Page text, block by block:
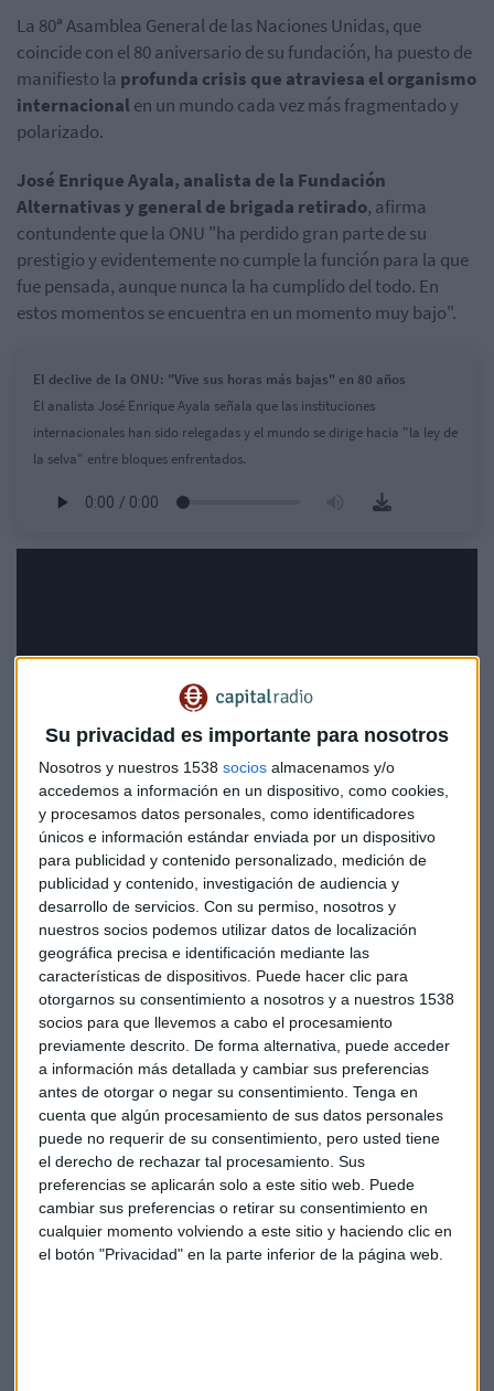
Su privacidad es importante para nosotros
Nosotros y nuestros 1538 socios almacenamos y/o
accedemos a información en un dispositivo, como cookies,
y procesamos datos personales, como identificadores
únicos e información estándar enviada por un dispositivo
para publicidad y contenido personalizado, medición de
publicidad y contenido, investigación de audiencia y
desarrollo de servicios. Con su permiso, nosotros y
nuestros socios podemos utilizar datos de localización
geográfica precisa e identificación mediante las
características de dispositivos. Puede hacer clic para
otorgarnos su consentimiento a nosotros y a nuestros 1538
socios para que llevemos a cabo el procesamiento
previamente descrito. De forma alternativa, puede acceder
a información más detallada y cambiar sus preferencias
antes de otorgar o negar su consentimiento. Tenga en
cuenta que algún procesamiento de sus datos personales
puede no requerir de su consentimiento, pero usted tiene
el derecho de rechazar tal procesamiento. Sus
preferencias se aplicarán solo a este sitio web. Puede
cambiar sus preferencias o retirar su consentimiento en
cualquier momento volviendo a este sitio y haciendo clic en
el botón "Privacidad" en la parte inferior de la página web.
La 80ª Asamblea General de las Naciones Unidas, que
coincide con el 80 aniversario de su fundación, ha puesto de
manifiesto la profunda crisis que atraviesa el organismo
internacionalen un mundo cada vez más fragmentado y
polarizado.
José Enrique Ayala, analista de la Fundación
Alternativas y general de brigada retirado, afirma
contundente que la ONU "ha perdido gran parte de su
prestigio y evidentemente no cumple la función para la que
fue pensada, aunque nunca la ha cumplido del todo. En
estos momentos se encuentra en un momento muy bajo".
El declive de la ONU: "Vive sus horas más bajas" en 80 años
El analista José Enrique Ayala señala que las instituciones
internacionales han sido relegadas y el mundo se dirige hacia "la ley de
la selva" entre bloques enfrentados.
El problema, según Ayala, vamás allá de la ONUy afecta a
todo el sistema internacional: "No solo Naciones Unidas
sino todas las instituciones que se hicieron después de la
guerra en Bretton Woods en 1947 han prácticamente
perdido la mayor parte de su actividad y de su influencia".
La causa principal de esta situación es clara para el
analista: "Es porque los países que forman parte de ella o los
países más poderosos o algunos de ellosno las respetan
evidentemente si no las respetan pues no tienen eficacia".
El mundo regresa a la "ley de la selva"
Uno de los aspectos más preocupantes que destaca Ayala
es el retroceso hacia unorden internacional basado en la